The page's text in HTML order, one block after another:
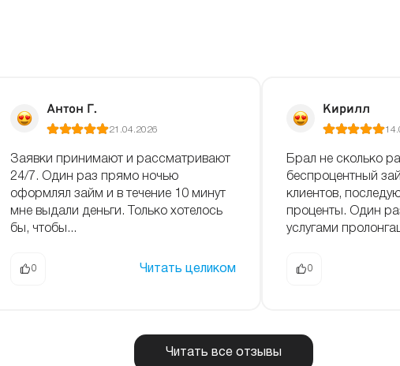
Антон Г.
21.04.2026
Заявки принимают и рассматривают
24/7. Один раз прямо ночью
оформлял займ и в течение 10 минут
мне выдали деньги. Только хотелось
бы, чтобы...
0 Читать целиком
Кирилл
Брал не сколько
беспроцентный
клиентов,
проценты. Один
услугами
0
Читать все отзывы